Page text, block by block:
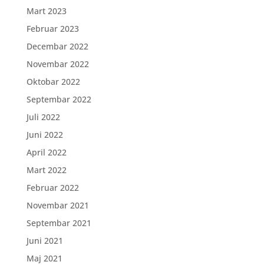
Mart 2023
Februar 2023
Decembar 2022
Novembar 2022
Oktobar 2022
Septembar 2022
Juli 2022
Juni 2022
April 2022
Mart 2022
Februar 2022
Novembar 2021
Septembar 2021
Juni 2021
Maj 2021